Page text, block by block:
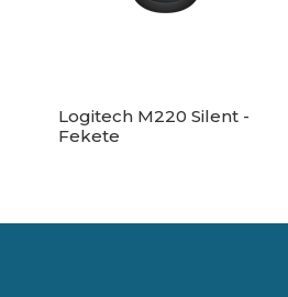
Logitech M220 Silent -
Fekete